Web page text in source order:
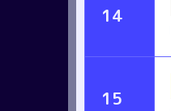
14
15